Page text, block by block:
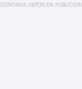
CONTINUA DEPOIS DA